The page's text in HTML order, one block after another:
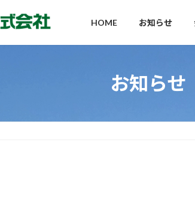
HOME お知らせ
お知らせ